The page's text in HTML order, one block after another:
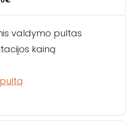
valdymo pultas
kainą